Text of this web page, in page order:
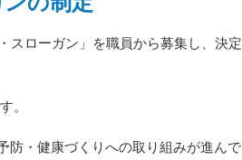
スローガン」を職員から募集し、決定
。
防・健康づくりへの取り組みが進んで